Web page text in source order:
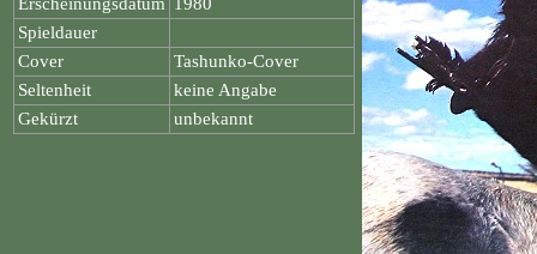
Spieldauer
Cover
Tashunko-Cover
Seltenheit
keine Angabe
Gekürzt
unbekannt